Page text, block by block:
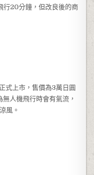
行20分鐘，但改良後的商
上市，售價為3萬日圓
人機飛行時會有氣流，
風。